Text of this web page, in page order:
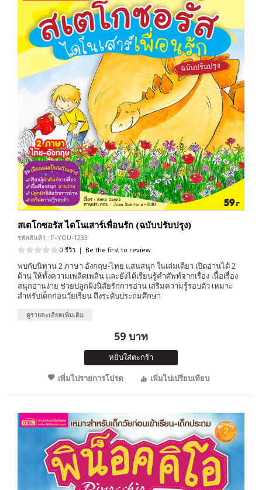
สเตโกซอรัส ไดโนเสาร์เพื่อนรัก (ฉบับปรับปรุง)
รหัสสินค้า : P-YOU-1233
0 รีวิว | Be the first to review
พบกับนิทาน 2 ภาษา อังกฤษ-ไทย แสนสนุก ในเล่มเดียว เปิดอ่านได้ 2
ด้าน ให้ทั้งความเพลิดเพลิน และยังได้เรียนรู้คำศัพท์จากเรื่อง เนื้อเรื่อง
สนุกอ่านง่าย ช่วยปลูกฝังนิสัยรักการอ่าน เสริมความรู้รอบตัว เหมาะ
สำหรับเด็กก่อนวัยเรียน ถึงระดับประถมศึกษา
ดูรายละเอียดเพิ่มเติม
59 บาท
หยิบใส่ตะกร้า
เพิ่มไปรายการโปรด
เพิ่มไปเปรียบเทียบ